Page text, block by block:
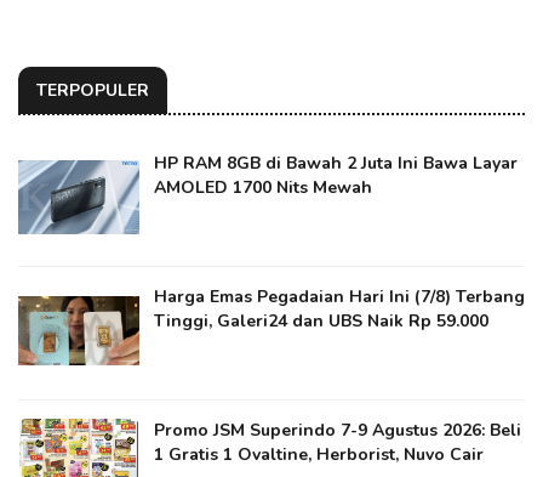
TERPOPULER
HP RAM 8GB di Bawah 2 Juta Ini Bawa Layar
AMOLED 1700 Nits Mewah
Harga Emas Pegadaian Hari Ini (7/8) Terbang
Tinggi, Galeri24 dan UBS Naik Rp 59.000
Promo JSM Superindo 7-9 Agustus 2026: Beli
1 Gratis 1 Ovaltine, Herborist, Nuvo Cair